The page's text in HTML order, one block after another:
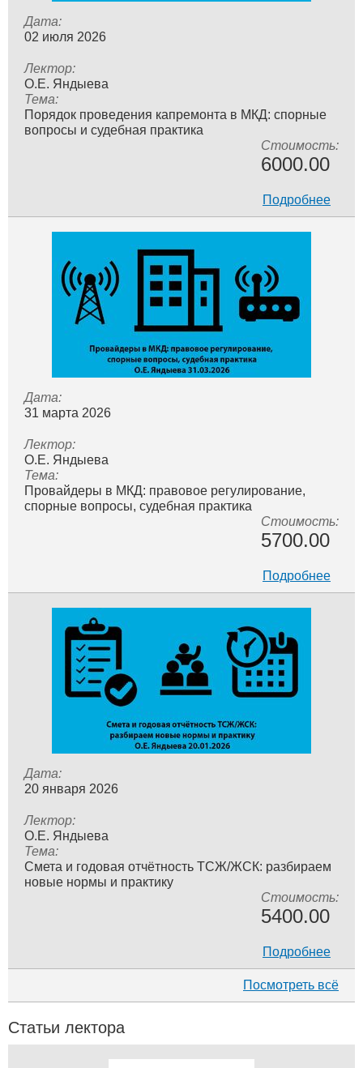
Дата:
02 июля 2026
Лектор:
О.Е. Яндыева
Тема:
Порядок проведения капремонта в МКД: спорные
вопросы и судебная практика
Стоимость:
6000.00
Подробнее
Дата:
31 мартa 2026
Лектор:
О.Е. Яндыева
Тема:
Провайдеры в МКД: правовое регулирование,
спорные вопросы, судебная практика
Стоимость:
5700.00
Подробнее
Дата:
20 января 2026
Лектор:
О.Е. Яндыева
Тема:
Смета и годовая отчётность ТСЖ/ЖСК: разбираем
новые нормы и практику
Стоимость:
5400.00
Подробнее
Посмотреть всё
Статьи лектора